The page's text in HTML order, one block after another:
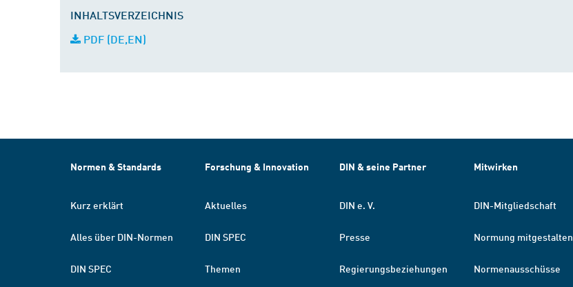
INHALTSVERZEICHNIS
PDF (DE,EN)
Normen & Standards
Kurz erklärt
Alles über DIN-Normen
DIN SPEC
Forschung & Innovation
Aktuelles
DIN SPEC
Themen
DIN & seine Partner
DIN e. V.
Presse
Regierungsbeziehungen
Mitwirken
DIN-Mitgliedschaft
Normung mitgestalten
Normenausschüsse